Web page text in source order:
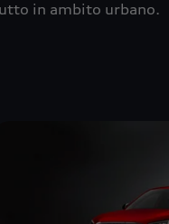
in ambito urbano.